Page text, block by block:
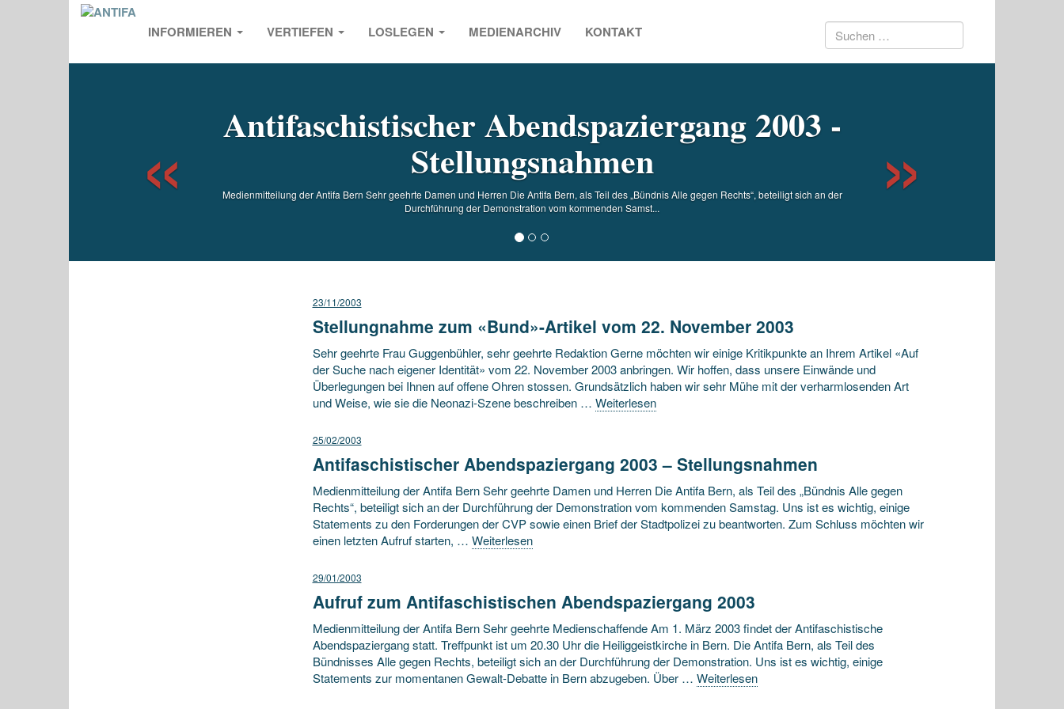
INFORMIEREN VERTIEFEN LOSLEGEN MEDIENARCHIV KONTAKT Suchen
Antifaschistischer Abendspaziergang 2003 -
Stellungsnahmen
Medienmitteilung der Antifa Bern Sehr geehrte Damen und Herren Die Antifa Bern, als Teil des „Bündnis Alle gegen Rechts“, beteiligt sich an der
Durchführung der Demonstration vom kommenden Samst...
Previous
23/11/2003
Stellungnahme zum «Bund»-Artikel vom 22. November 2003
Sehr geehrte Frau Guggenbühler, sehr geehrte Redaktion Gerne möchten wir einige Kritikpunkte an Ihrem Artikel «Auf
der Suche nach eigener Identität» vom 22. November 2003 anbringen. Wir hoffen, dass unsere Einwände und
Überlegungen bei Ihnen auf offene Ohren stossen. Grundsätzlich haben wir sehr Mühe mit der verharmlosenden Art
und Weise, wie sie die Neonazi-Szene beschreiben … Weiterlesen
25/02/2003
Antifaschistischer Abendspaziergang 2003 – Stellungsnahmen
Medienmitteilung der Antifa Bern Sehr geehrte Damen und Herren Die Antifa Bern, als Teil des „Bündnis Alle gegen
Rechts“, beteiligt sich an der Durchführung der Demonstration vom kommenden Samstag. Uns ist es wichtig, einige
Statements zu den Forderungen der CVP sowie einen Brief der Stadtpolizei zu beantworten. Zum Schluss möchten wir
einen letzten Aufruf starten, … Weiterlesen
29/01/2003
Aufruf zum Antifaschistischen Abendspaziergang 2003
Medienmitteilung der Antifa Bern Sehr geehrte Medienschaffende Am 1. März 2003 findet der Antifaschistische
Abendspaziergang statt. Treffpunkt ist um 20.30 Uhr die Heiliggeistkirche in Bern. Die Antifa Bern, als Teil des
Bündnisses Alle gegen Rechts, beteiligt sich an der Durchführung der Demonstration. Uns ist es wichtig, einige
Statements zur momentanen Gewalt-Debatte in Bern abzugeben. Über … Weiterlesen